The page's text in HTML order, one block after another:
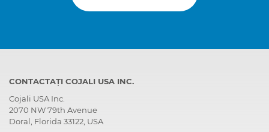
CONTACTAȚI COJALI USA INC.
Cojali USA Inc.
2070 NW 79th Avenue
Doral, Florida 33122, USA